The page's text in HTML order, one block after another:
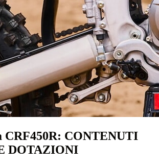
CRF450R: CONTENUTI
DOTAZIONI